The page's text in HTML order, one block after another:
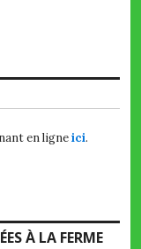
en ligneici.
À LA FERME